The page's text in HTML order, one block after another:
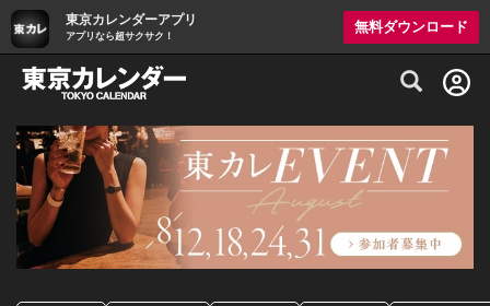
東京カレンダーアプリ
アプリなら超サクサク！
無料ダウンロード
グルメ情報・プレミアムレストラン予約